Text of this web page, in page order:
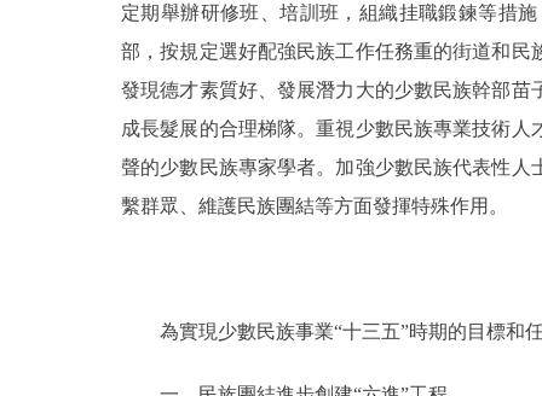
定期舉辦研修班、培訓班，組織挂職鍛鍊等措
部，按規定選好配強民族工作任務重的街道和
發現德才素質好、發展潛力大的少數民族幹部
成長髮展的合理梯隊。重視少數民族專業技術
聲的少數民族專家學者。加強少數民族代表性
繫群眾、維護民族團結等方面發揮特殊作用。
為實現少數民族事業“十三五”時期的目標和